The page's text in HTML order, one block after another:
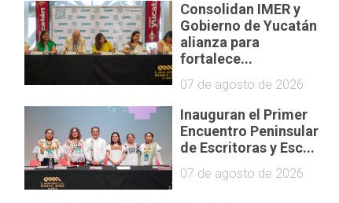
Consolidan IMER y
Gobierno de Yucatán
alianza para
fortalece...
07 de agosto de 2026
Inauguran el Primer
Encuentro Peninsular
de Escritoras y Esc...
07 de agosto de 2026